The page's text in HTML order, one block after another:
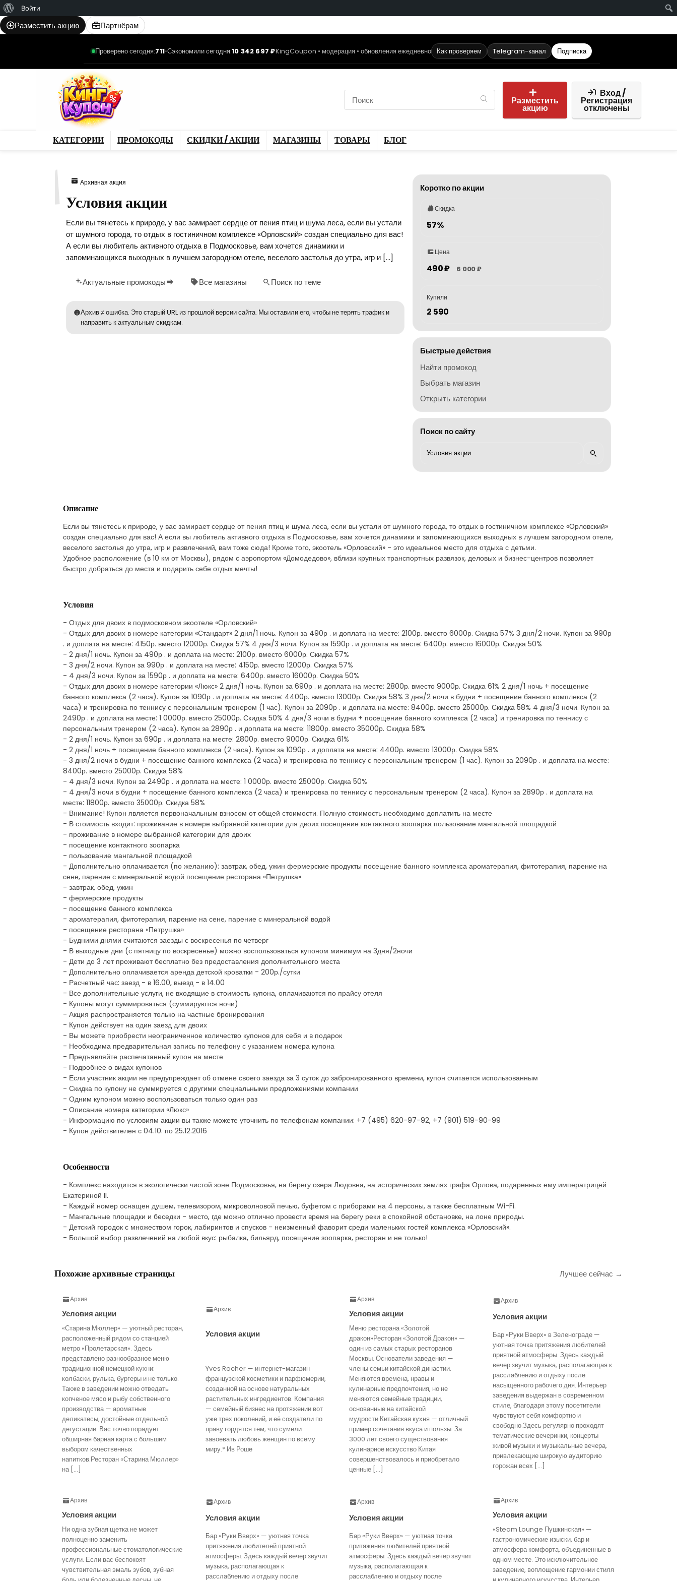
WordPress
Войти
Разместить акцию Партнёрам
Проверено сегодня:711•Сэкономили сегодня:10 342 697 ₽KingCoupon • модерация • обновления ежедневно Как проверяем Telegram-канал Подписка
Разместить
акцию
Вход /
Регистрация
отключены
КАТЕГОРИИ ПРОМОКОДЫ СКИДКИ / АКЦИИ МАГАЗИНЫ ТОВАРЫ БЛОГ
Архивная акция
Условия акции
Если вы тянетесь к природе, у вас замирает сердце от пения птиц и шума леса, если вы устали
от шумного города, то отдых в гостиничном комплексе «Орловский» создан специально для вас!
А если вы любитель активного отдыха в Подмосковье, вам хочется динамики и
запоминающихся выходных в лучшем загородном отеле, веселого застолья до утра, игр и […]
Актуальные промокоды Все магазины Поиск по теме
Архив ≠ ошибка. Это старый URL из прошлой версии сайта. Мы оставили его, чтобы не терять трафик и
направить к актуальным скидкам.
Коротко по акции
Скидка
57%
Цена
490 ₽ 6 000 ₽
Купили
2 590
Быстрые действия
Найти промокод
Выбрать магазин
Открыть категории
Поиск по сайту
Описание
Если вы тянетесь к природе, у вас замирает сердце от пения птиц и шума леса, если вы устали от шумного города, то отдых в гостиничном комплексе «Орловский»
создан специально для вас! А если вы любитель активного отдыха в Подмосковье, вам хочется динамики и запоминающихся выходных в лучшем загородном отеле,
веселого застолья до утра, игр и развлечений, вам тоже сюда! Кроме того, экоотель «Орловский» - это идеальное место для отдыха с детьми.
Удобное расположение (в 10 км от Москвы), рядом с аэропортом «Домодедово», вблизи крупных транспортных развязок, деловых и бизнес-центров позволяет
быстро добраться до места и подарить себе отдых мечты!
Условия
- Отдых для двоих в подмосковном экоотеле «Орловский»
- Отдых для двоих в номере категории «Стандарт» 2 дня/1 ночь. Купон за 490р . и доплата на месте: 2100р. вместо 6000р. Скидка 57% 3 дня/2 ночи. Купон за 990р
. и доплата на месте: 4150р. вместо 12000р. Скидка 57% 4 дня/3 ночи. Купон за 1590р . и доплата на месте: 6400р. вместо 16000р. Скидка 50%
- 2 дня/1 ночь. Купон за 490р . и доплата на месте: 2100р. вместо 6000р. Скидка 57%
- 3 дня/2 ночи. Купон за 990р . и доплата на месте: 4150р. вместо 12000р. Скидка 57%
- 4 дня/3 ночи. Купон за 1590р . и доплата на месте: 6400р. вместо 16000р. Скидка 50%
- Отдых для двоих в номере категории «Люкс» 2 дня/1 ночь. Купон за 690р . и доплата на месте: 2800р. вместо 9000р. Скидка 61% 2 дня/1 ночь + посещение
банного комплекса (2 часа). Купон за 1090р . и доплата на месте: 4400р. вместо 13000р. Скидка 58% 3 дня/2 ночи в будни + посещение банного комплекса (2
часа) и тренировка по теннису с персональным тренером (1 час). Купон за 2090р . и доплата на месте: 8400р. вместо 25000р. Скидка 58% 4 дня/3 ночи. Купон за
2490р . и доплата на месте: 1 0000р. вместо 25000р. Скидка 50% 4 дня/3 ночи в будни + посещение банного комплекса (2 часа) и тренировка по теннису с
персональным тренером (2 часа). Купон за 2890р . и доплата на месте: 11800р. вместо 35000р. Скидка 58%
- 2 дня/1 ночь. Купон за 690р . и доплата на месте: 2800р. вместо 9000р. Скидка 61%
- 2 дня/1 ночь + посещение банного комплекса (2 часа). Купон за 1090р . и доплата на месте: 4400р. вместо 13000р. Скидка 58%
- 3 дня/2 ночи в будни + посещение банного комплекса (2 часа) и тренировка по теннису с персональным тренером (1 час). Купон за 2090р . и доплата на месте:
8400р. вместо 25000р. Скидка 58%
- 4 дня/3 ночи. Купон за 2490р . и доплата на месте: 1 0000р. вместо 25000р. Скидка 50%
- 4 дня/3 ночи в будни + посещение банного комплекса (2 часа) и тренировка по теннису с персональным тренером (2 часа). Купон за 2890р . и доплата на
месте: 11800р. вместо 35000р. Скидка 58%
- Внимание! Купон является первоначальным взносом от общей стоимости. Полную стоимость необходимо доплатить на месте
- В стоимость входит: проживание в номере выбранной категории для двоих посещение контактного зоопарка пользование мангальной площадкой
- проживание в номере выбранной категории для двоих
- посещение контактного зоопарка
- пользование мангальной площадкой
- Дополнительно оплачивается (по желанию): завтрак, обед, ужин фермерские продукты посещение банного комплекса ароматерапия, фитотерапия, парение на
сене, парение с минеральной водой посещение ресторана «Петрушка»
- завтрак, обед, ужин
- фермерские продукты
- посещение банного комплекса
- ароматерапия, фитотерапия, парение на сене, парение с минеральной водой
- посещение ресторана «Петрушка»
- Будними днями считаются заезды с воскресенья по четверг
- В выходные дни (с пятницу по воскресенье) можно воспользоваться купоном минимум на 3дня/2ночи
- Дети до 3 лет проживают бесплатно без предоставления дополнительного места
- Дополнительно оплачивается аренда детской кроватки - 200р./сутки
- Расчетный час: заезд - в 16.00, выезд - в 14.00
- Все дополнительные услуги, не входящие в стоимость купона, оплачиваются по прайсу отеля
- Купоны могут суммироваться (суммируются ночи)
- Акция распространяется только на частные бронирования
- Купон действует на один заезд для двоих
- Вы можете приобрести неограниченное количество купонов для себя и в подарок
- Необходима предварительная запись по телефону с указанием номера купона
- Предъявляйте распечатанный купон на месте
- Подробнее о видах купонов
- Если участник акции не предупреждает об отмене своего заезда за 3 суток до забронированного времени, купон считается использованным
- Скидка по купону не суммируется с другими специальными предложениями компании
- Одним купоном можно воспользоваться только один раз
- Описание номера категории «Люкс»
- Информацию по условиям акции вы также можете уточнить по телефонам компании: +7 (495) 620-97-92, +7 (901) 519-90-99
- Купон действителен с 04.10. по 25.12.2016
Особенности
- Комплекс находится в экологически чистой зоне Подмосковья, на берегу озера Людовна, на исторических землях графа Орлова, подаренных ему императрицей
Екатериной II.
- Каждый номер оснащен душем, телевизором, микроволновой печью, буфетом с приборами на 4 персоны, а также бесплатным Wi-Fi.
- Мангальные площадки и беседки - место, где можно отлично провести время на берегу реки в спокойной обстановке, на лоне природы.
- Детский городок с множеством горок, лабиринтов и спусков - неизменный фаворит среди маленьких гостей комплекса «Орловский».
- Большой выбор развлечений на любой вкус: рыбалка, бильярд, посещение зоопарка, ресторан и не только!
Похожие архивные страницы Лучшее сейчас →
Архив
Условия акции
«Старина Мюллер» — уютный ресторан,
расположенный рядом со станцией
метро «Пролетарская». Здесь
представлено разнообразное меню
традиционной немецкой кухни:
колбаски, рулька, бургеры и не только.
Также в заведении можно отведать
копченое мясо и рыбу собственного
производства — ароматные
деликатесы, достойные отдельной
дегустации. Вас точно порадует
обширная барная карта с большим
выбором качественных
напитков.Ресторан «Старина Мюллер»
на […]
Архив
Условия акции
Yves Rocher — интернет-магазин
французской косметики и парфюмерии,
созданной на основе натуральных
растительных ингредиентов. Компания
— семейный бизнес на протяжении вот
уже трех поколений, и её создатели по
праву гордятся тем, что сумели
завоевать любовь женщин по всему
миру.* Ив Роше
Архив
Условия акции
Меню ресторана «Золотой
дракон»Ресторан «Золотой Дракон» —
один из самых старых ресторанов
Москвы. Основатели заведения —
члены семьи китайской династии.
Меняются времена, нравы и
кулинарные предпочтения, но не
меняются семейные традиции,
основанные на китайской
мудрости.Китайская кухня — отличный
пример сочетания вкуса и пользы. За
3000 лет своего существования
кулинарное искусство Китая
совершенствовалось и приобретало
ценные […]
Архив
Условия акции
Бар «Руки Вверх» в Зеленограде —
уютная точка притяжения любителей
приятной атмосферы. Здесь каждый
вечер звучит музыка, располагающая к
расслаблению и отдыху после
насыщенного рабочего дня. Интерьер
заведения выдержан в современном
стиле, благодаря этому посетители
чувствуют себя комфортно и
свободно.Здесь регулярно проходят
тематические вечеринки, концерты
живой музыки и музыкальные вечера,
привлекающие широкую аудиторию
горожан всех […]
Архив
Условия акции
Ни одна зубная щетка не может
полноценно заменить
профессиональные стоматологические
услуги. Если вас беспокоят
чувствительная эмаль зубов, зубная
Архив
Условия акции
Бар «Руки Вверх» — уютная точка
притяжения любителей приятной
атмосферы. Здесь каждый вечер звучит
музыка, располагающая к
расслаблению и отдыху после
Архив
Условия акции
Бар «Руки Вверх» — уютная точка
притяжения любителей приятной
атмосферы. Здесь каждый вечер звучит
музыка, располагающая к
расслаблению и отдыху после
Архив
Условия акции
«Steam Lounge Пушкинская» —
гастрономические изыски, бар и
атмосфера комфорта, объединенные в
одном месте. Это исключительное
заведение, воплощение гармонии стиля